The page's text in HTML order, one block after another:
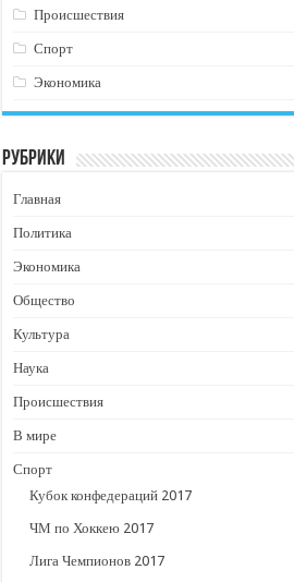
Происшествия
Спорт
Экономика
Рубрики
Главная
Политика
Экономика
Общество
Культура
Наука
Происшествия
В мире
Спорт
Кубок конфедераций 2017
ЧМ по Хоккею 2017
Лига Чемпионов 2017